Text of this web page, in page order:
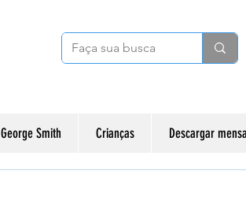
George Smith Crianças Descargar